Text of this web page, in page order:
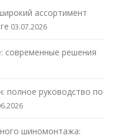
ассортимент
03.07.2026
современные решения
полное руководство по
шиномонтажа: